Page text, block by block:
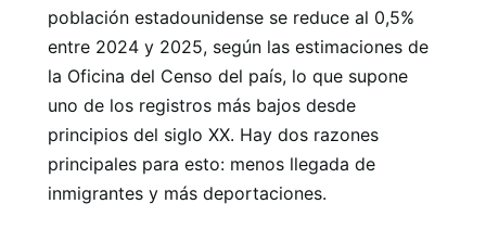
población estadounidense se reduce al 0,5%
entre 2024 y 2025, según las estimaciones de
la Oficina del Censo del país, lo que supone
uno de los registros más bajos desde
principios del siglo XX. Hay dos razones
principales para esto: menos llegada de
inmigrantes y más deportaciones.